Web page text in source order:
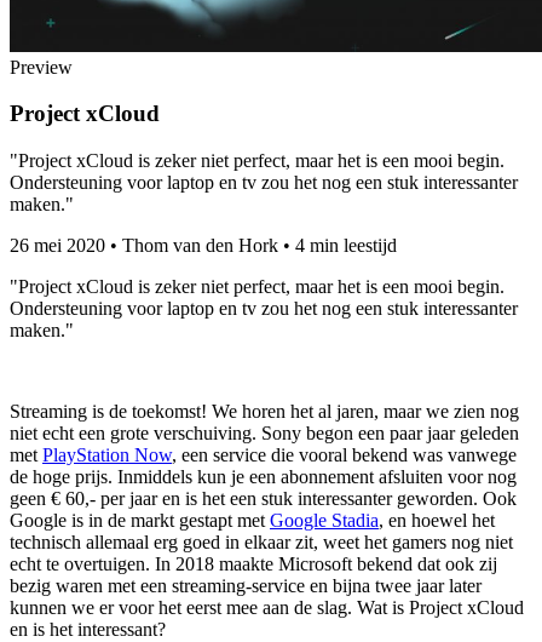
Preview
Project xCloud
"Project xCloud is zeker niet perfect, maar het is een mooi begin.
Ondersteuning voor laptop en tv zou het nog een stuk interessanter
maken."
26 mei 2020 • Thom van den Hork • 4 min leestijd
"Project xCloud is zeker niet perfect, maar het is een mooi begin.
Ondersteuning voor laptop en tv zou het nog een stuk interessanter
maken."
Streaming is de toekomst! We horen het al jaren, maar we zien nog
niet echt een grote verschuiving. Sony begon een paar jaar geleden
met PlayStation Now, een service die vooral bekend was vanwege
de hoge prijs. Inmiddels kun je een abonnement afsluiten voor nog
geen € 60,- per jaar en is het een stuk interessanter geworden. Ook
Google is in de markt gestapt met Google Stadia, en hoewel het
technisch allemaal erg goed in elkaar zit, weet het gamers nog niet
echt te overtuigen. In 2018 maakte Microsoft bekend dat ook zij
bezig waren met een streaming-service en bijna twee jaar later
kunnen we er voor het eerst mee aan de slag. Wat is Project xCloud
en is het interessant?